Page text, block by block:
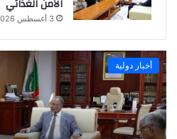
الأمن الغذائي
3 أغسطس 2026
أخبار دولية